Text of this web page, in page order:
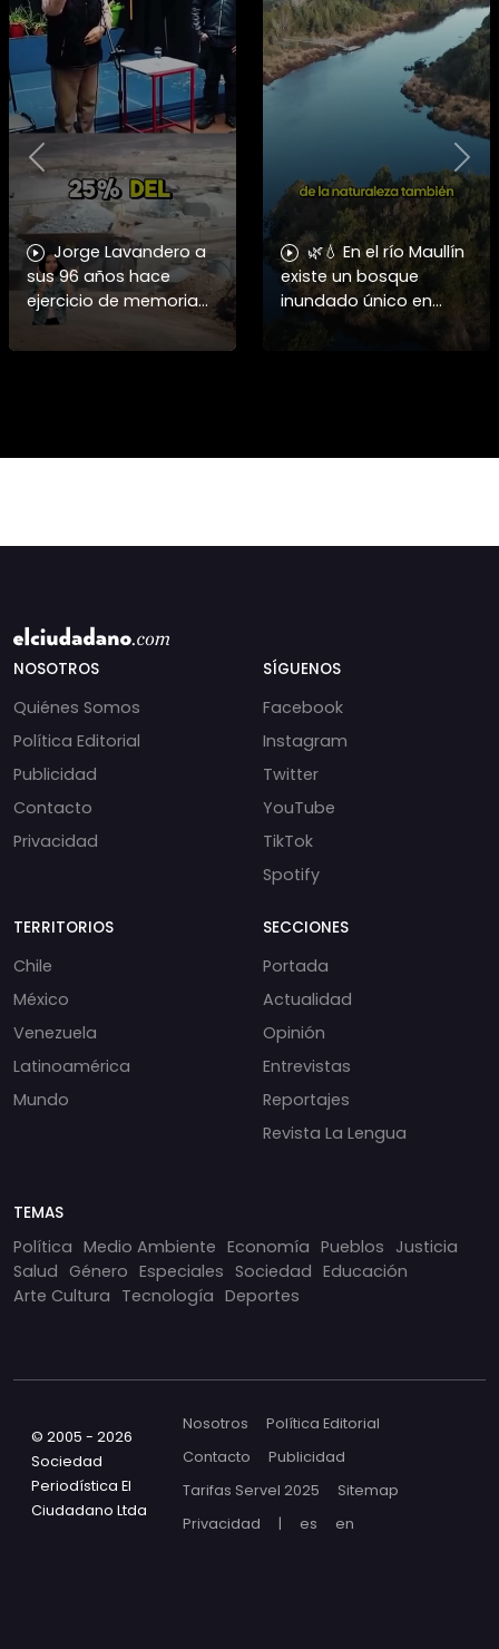
Jorge Lavandero a
sus 96 años hace
ejercicio de memoria
que debería ser
enseñado en todas las
🌿💧 En el río Maullín
existe un bosque
inundado único en
Chile, hogar del huillín y
de cientos de especies.
Previous
NOSOTROS
Quiénes Somos
Política Editorial
Publicidad
Contacto
Privacidad
SÍGUENOS
Facebook
Instagram
Twitter
YouTube
TikTok
Spotify
TERRITORIOS
Chile
México
Venezuela
Latinoamérica
Mundo
SECCIONES
Portada
Actualidad
Opinión
Entrevistas
Reportajes
Revista La Lengua
TEMAS
Política Medio Ambiente Economía Pueblos Justicia
Salud Género Especiales Sociedad Educación
Arte Cultura Tecnología Deportes
© 2005 - 2026
Sociedad
Periodística El
Ciudadano Ltda
Nosotros
Política Editorial
Contacto
Publicidad
Tarifas Servel 2025
Sitemap
Privacidad
| es en